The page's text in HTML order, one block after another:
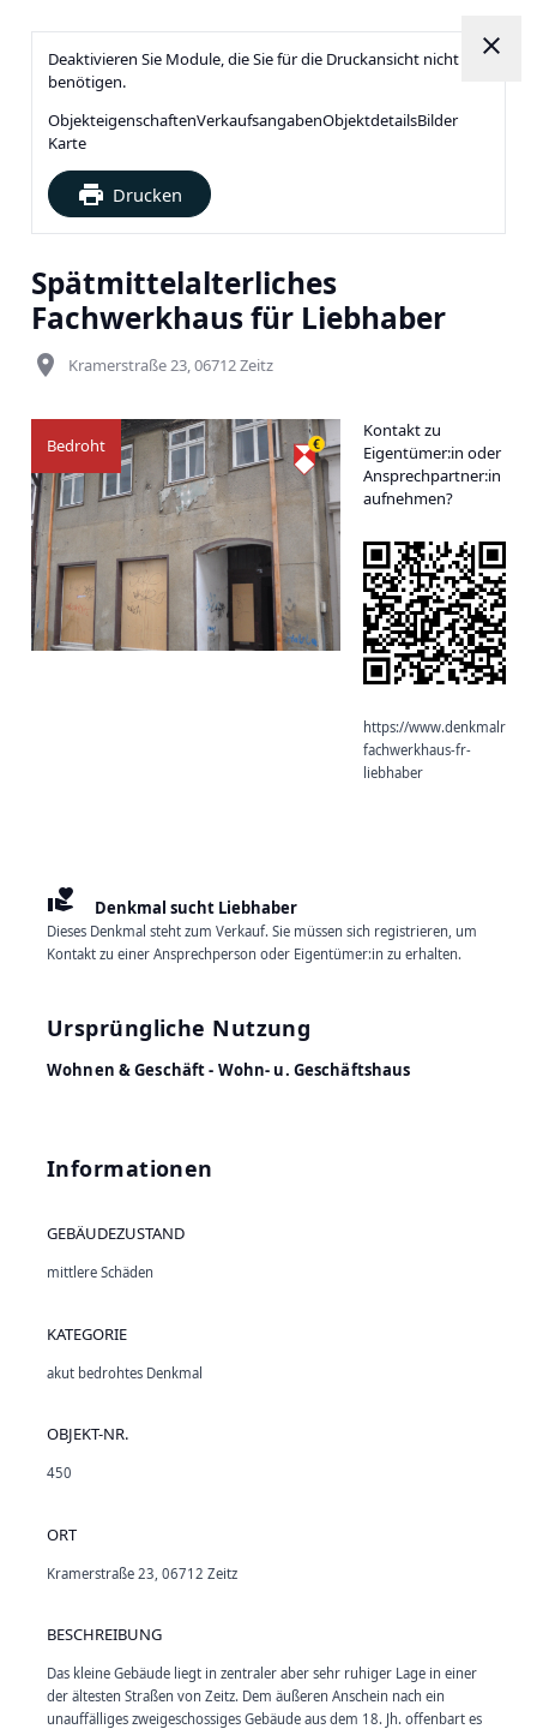
Deaktivieren Sie Module, die Sie für die Druckansicht nicht
benötigen.
ObjekteigenschaftenVerkaufsangabenObjektdetailsBilder
Karte
print Drucken
close
Spätmittelalterliches
Fachwerkhaus für Liebhaber
place Kramerstraße 23, 06712 Zeitz
Bedroht
Kontakt zu
Eigentümer:in oder
Ansprechpartner:in
aufnehmen?
https://
fachwerkhaus-fr-
liebhaber
volunteer_activism Denkmal sucht Liebhaber
Dieses Denkmal steht zum Verkauf. Sie müssen sich registrieren, um
Kontakt zu einer Ansprechperson oder Eigentümer:in zu erhalten.
Ursprüngliche Nutzung
Wohnen & Geschäft - Wohn- u. Geschäftshaus
Informationen
GEBÄUDEZUSTAND
mittlere Schäden
KATEGORIE
akut bedrohtes Denkmal
OBJEKT-NR.
450
ORT
Kramerstraße 23, 06712 Zeitz
BESCHREIBUNG
Das kleine Gebäude liegt in zentraler aber sehr ruhiger Lage in einer
der ältesten Straßen von Zeitz. Dem äußeren Anschein nach ein
unauffälliges zweigeschossiges Gebäude aus dem 18. Jh. offenbart es